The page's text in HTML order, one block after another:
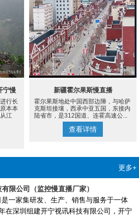
宁慢
行长
本本
江
新疆霍尔果斯慢直播
霍尔果斯地处中国西部边陲，与哈萨
克斯坦接壤，西承中亚五国，东接内
陆省市，是312国道、连霍高速公...
查看详情
更多+
限公司（监控慢直播厂家）
一家集研发、生产、销售与服务于一体
在深圳组建开宁视讯科技有限公司，开宁